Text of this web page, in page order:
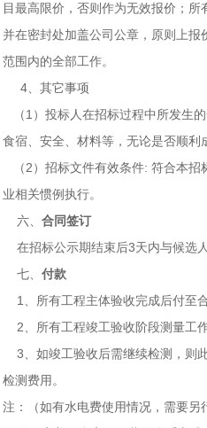
目最高限价，否则作为无效报价；
并在密封处加盖公司公章，原则上
范围内的全部工作。
4、其它事项
（1）投标人在招标过程中所发生
食宿、安全、材料等，无论是否顺
（2）招标文件有效条件: 符合本招
业相关惯例执行。
六、 合同签订
在招标公示期结束后3天内与候选
七、 付款
1、所有工程主体验收完成后付至
2、所有工程竣工验收阶段测量工
3、如竣工验收后需继续检测，则
检测费用。
注：（如有水电费使用情况，需要